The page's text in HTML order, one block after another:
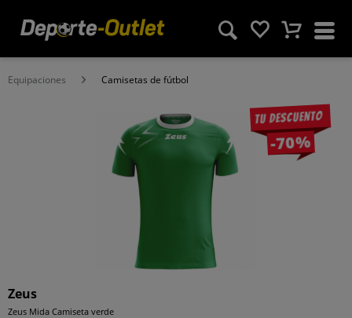
Equipaciones Camisetas de fútbol
Tu descuento
-70%
Zeus
Zeus Mida Camiseta verde